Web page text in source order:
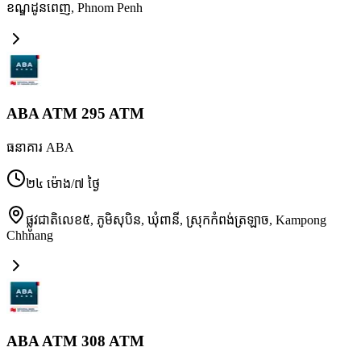
ខណ្ឌដូនពេញ, Phnom Penh
ABA ATM 295 ATM
ធនាគារ ABA
២៤ ម៉ោង/៧ ថ្ងៃ
ផ្លូវជាតិលេខ៥, ភូមិសុបិន, ឃុំពានី, ស្រុកកំពង់ត្រឡាច, Kampong
Chhnang
ABA ATM 308 ATM